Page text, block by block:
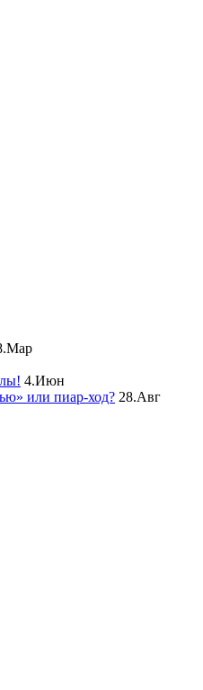
4.Июн
или пиар-ход? 28.Авг